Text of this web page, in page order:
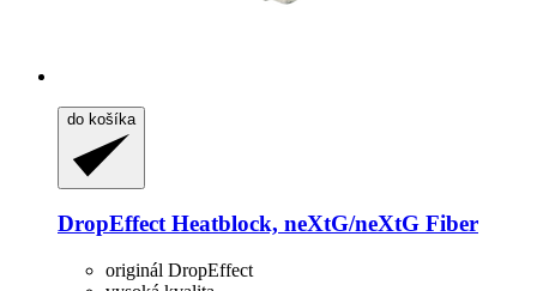
do košíka
DropEffectHeatblock, neXtG/neXtG Fiber
originál DropEffect